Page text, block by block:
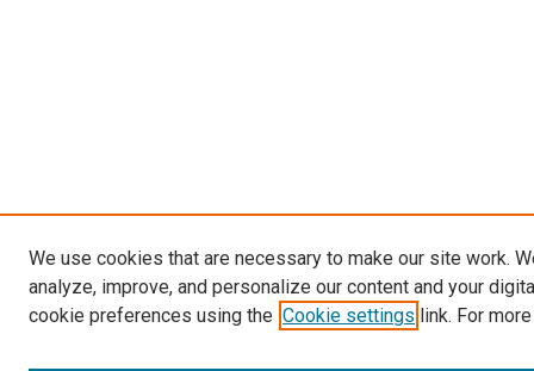
We use cookies that are necessary to make our site work.
analyze, improve, and personalize our content and your
cookie preferences using the Cookie settings link. For